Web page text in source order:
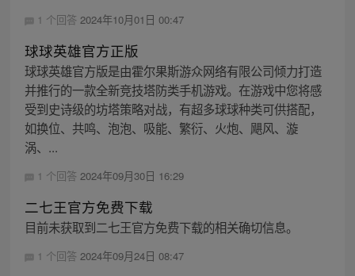
1 个回答 2024年10月01日 00:47
球球英雄官方正版
球球英雄官方版是由霍尔果斯游众网络有限公司倾力打造
并推行的一款全新竞技塔防类手机游戏。在游戏中您将感
受到史诗级的坊塔策略对战，有超多球球种类可供搭配，
如换位、共鸣、泡泡、吸能、繁衍、火炮、飓风、漩
涡、...
1 个回答 2024年09月30日 16:29
二七王官方免费下载
目前未获取到二七王官方免费下载的相关确切信息。
1 个回答 2024年09月24日 08:47